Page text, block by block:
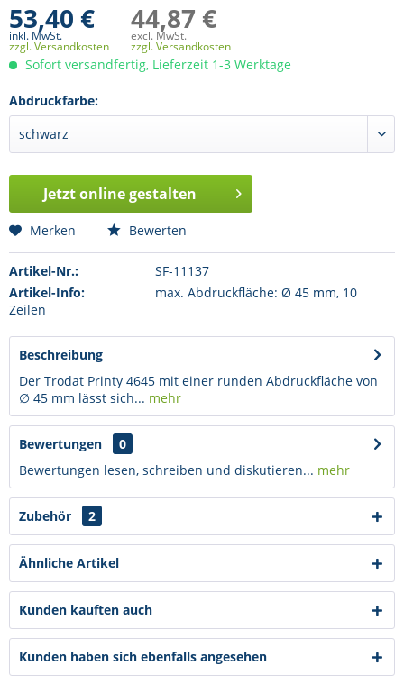
53,40 €
inkl. MwSt.
zzgl. Versandkosten
44,87 €
excl. MwSt.
zzgl. Versandkosten
Sofort versandfertig, Lieferzeit 1-3 Werktage
Abdruckfarbe:
Jetzt online gestalten
Merken Bewerten
Artikel-Nr.:
SF-11137
Artikel-Info:
max. Abdruckfläche: Ø 45 mm, 10
Zeilen
Beschreibung
Der Trodat Printy 4645 mit einer runden Abdruckfläche von
∅ 45 mm lässt sich... mehr
Bewertungen
0
Bewertungen lesen, schreiben und diskutieren... mehr
Zubehör 2
Ähnliche Artikel
Kunden kauften auch
Kunden haben sich ebenfalls angesehen